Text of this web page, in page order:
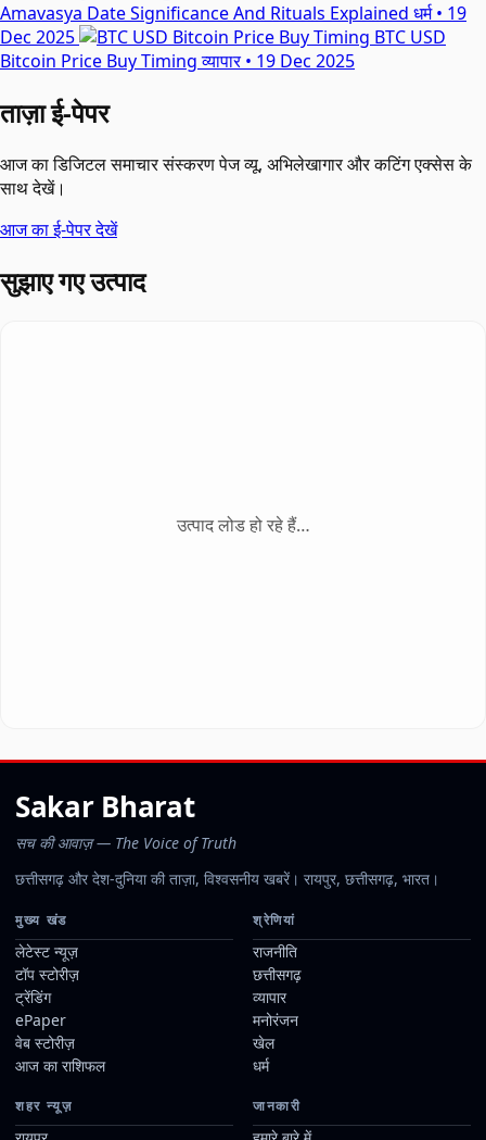
Amavasya Date Significance And Rituals Explained धर्म • 19
Dec 2025
BTC USD
Bitcoin Price Buy Timing व्यापार • 19 Dec 2025
ताज़ा ई-पेपर
आज का डिजिटल समाचार संस्करण पेज व्यू, अभिलेखागार और कटिंग एक्सेस के
साथ देखें।
आज का ई-पेपर देखें
सुझाए गए उत्पाद
उत्पाद लोड हो रहे हैं…
Sakar Bharat
सच की आवाज़ — The Voice of Truth
छत्तीसगढ़ और देश-दुनिया की ताज़ा, विश्वसनीय खबरें। रायपुर, छत्तीसगढ़, भारत।
मुख्य खंड
लेटेस्ट न्यूज़
टॉप स्टोरीज़
ट्रेंडिंग
ePaper
वेब स्टोरीज़
आज का राशिफल
श्रेणियां
राजनीति
छत्तीसगढ़
व्यापार
मनोरंजन
खेल
धर्म
शहर न्यूज़ जानकारी